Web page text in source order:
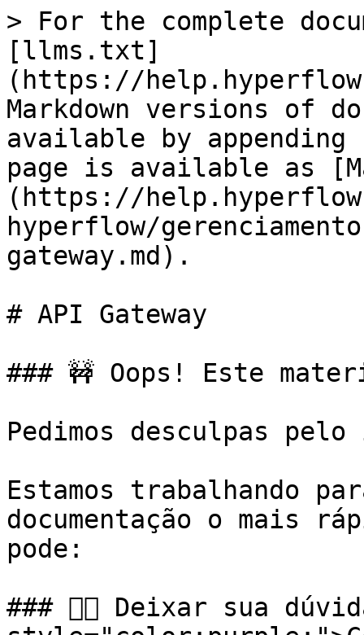
> For the complete
[llms.txt]
(https://
Markdown versions of
available by
page is available as
(https://
hyperflow/
gateway.md).
# API Gateway
### 🚧 Oops! Este
Pedimos desculpas
Estamos trabalhando
documentação o mais
pode:
### 👉🏼 Deixar sua